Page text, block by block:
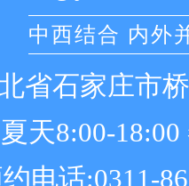
中西结合 内外
省石家庄市
天8:00-18:00
电话:0311-